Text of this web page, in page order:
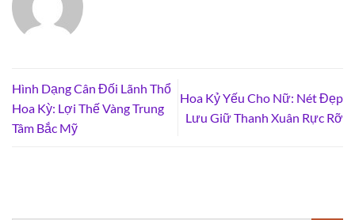
Hình Dạng Cân Đối Lãnh Thổ
Hoa Kỳ: Lợi Thế Vàng Trung
Tâm Bắc Mỹ
Hoa Kỷ Yếu Cho Nữ: Nét Đẹp
Lưu Giữ Thanh Xuân Rực Rỡ